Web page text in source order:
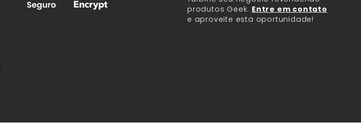
produtos Geek. Entre em contato
e aproveite esta oportunidade!